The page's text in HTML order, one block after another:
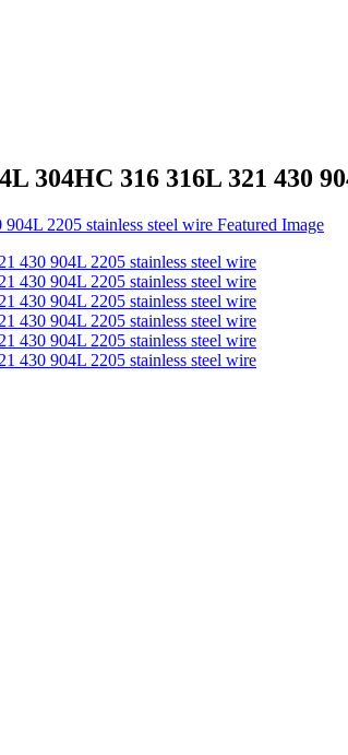
304HC 316 316L 321 430